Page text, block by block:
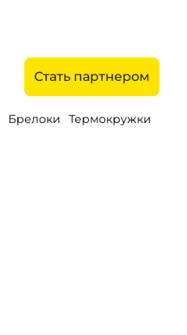
Стать партнером
Брелоки
Термокружки